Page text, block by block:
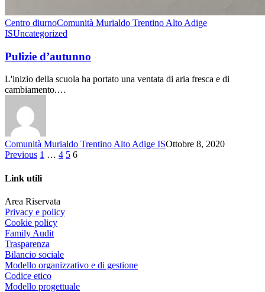
Centro diurnoComunità Murialdo Trentino Alto Adige
ISUncategorized
Pulizie d’autunno
L'inizio della scuola ha portato una ventata di aria fresca e di
cambiamento.…
Comunità Murialdo Trentino Alto Adige ISOttobre 8, 2020
Previous 1 … 4 5 6
Link utili
Area Riservata
Privacy e policy
Cookie policy
Family Audit
Trasparenza
Bilancio sociale
Modello organizzativo e di gestione
Codice etico
Modello progettuale